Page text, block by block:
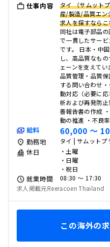
仕事内容
タイ （サムット
産/製造/品質エン
求人を探すならこ
同社は電子部品
で一貫したサー
です。 日本・中
し、高品質なも
ェーンを支えて
品質管理・品質
する問い合わせ
動対応（必要に
析および再発防
善報告書の作成
動の推進 ・不良
給料 60,000 〜
勤務地 タイ | サムットプ
休日
・土曜
・日曜
・祝日
就業時間
08:30 〜 17:30
求人掲載元Reeracoen Thailand
この海外の